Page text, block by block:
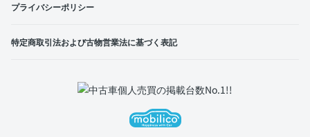
プライバシーポリシー
特定商取引法および古物営業法に基づく表記